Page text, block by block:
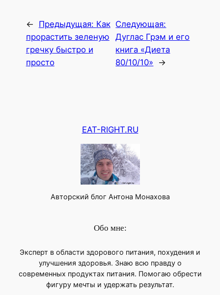
← Предыдущая: Как
прорастить зеленую
гречку быстро и
просто
Следующая:
Дуглас Грэм и его
книга «Диета
80/10/10»
→
EAT-RIGHT.RU
Авторский блог Антона Монахова
Обо мне:
Эксперт в области здорового питания, похудения и
улучшения здоровья. Знаю всю правду о
современных продуктах питания. Помогаю обрести
фигуру мечты и удержать результат.